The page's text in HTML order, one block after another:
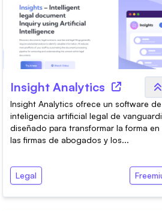
Insight Analytics
Insight Analytics ofrece un software de
inteligencia artificial legal de
diseñado para transformar la forma en
las firmas de abogados y los...
Legal